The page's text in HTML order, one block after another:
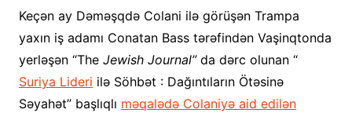
Keçən ay Dəməşqdə Colani ilə görüşən Trampa
yaxın iş adamı Conatan Bass tərəfindən Vaşinqtonda
yerləşən “The Jewish Journal”da dərc olunan “
Suriya Lideri ilə Söhbət : Dağıntıların Ötəsinə
Səyahət” başlıqlı məqalədə Colaniyə aid edilən